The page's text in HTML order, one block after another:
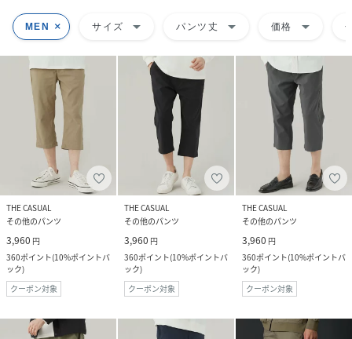
MEN サイズ arrow_drop_down パンツ丈 arrow_drop_down 価格 arrow_drop_down
THE CASUAL
その他のパンツ
3,960 円
360ポイント(10%ポイントバ
ック)
クーポン対象
THE CASUAL
その他のパンツ
3,960 円
360ポイント(10%ポイントバ
ック)
クーポン対象
THE CASUAL
その他のパンツ
3,960 円
360ポイント(10%ポイントバ
ック)
クーポン対象